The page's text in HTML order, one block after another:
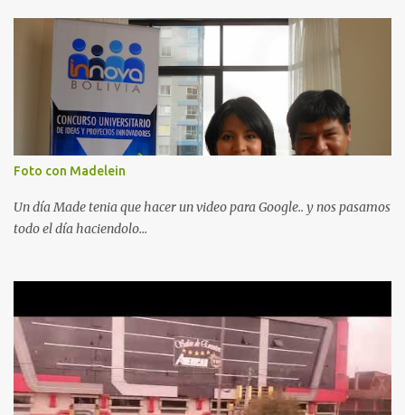
Foto con Madelein
Un día Made tenia que hacer un video para Google.. y nos pasamos
todo el día haciendolo...